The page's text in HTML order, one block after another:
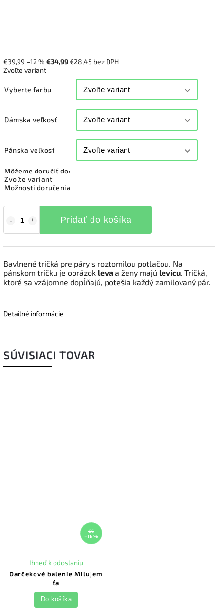
€39,99 –12 % €34,99€28,45 bez DPH
Zvoľte variant
Vyberte farbu
Dámska veľkosť
Pánska veľkosť
Môžeme doručiť do:
Zvoľte variant
Možnosti doručenia
Pridať do košíka
Bavlnené tričká pre páry s roztomilou potlačou. Na
pánskom tričku je obrázok levaa ženy majú levicu. Tričká,
ktoré sa vzájomne dopĺňajú, potešia každý zamilovaný pár.
Detailné informácie
SÚVISIACI TOVAR
€6
–16 %
Darčekové balenie Milujem
ťa
Ihneď k odoslaniu
Do košíka